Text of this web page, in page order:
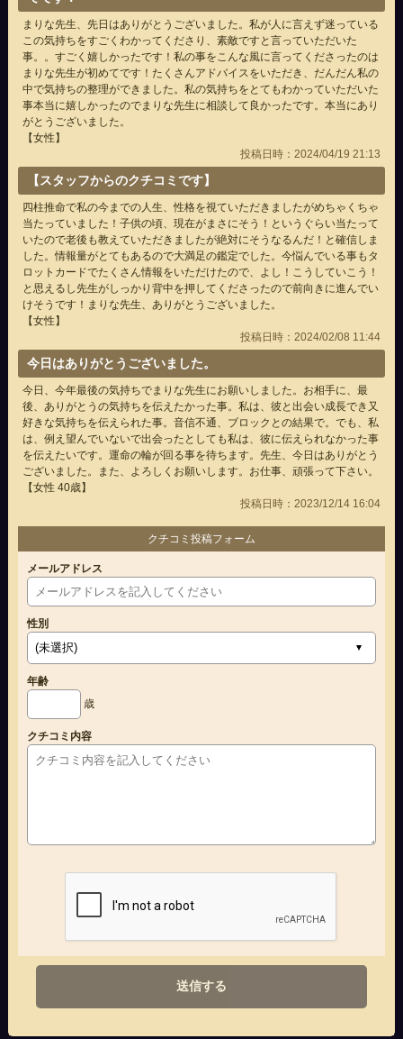
まりな先生、先日はありがとうございました。私が人に言えず迷っている
この気持ちをすごくわかってくださり、素敵ですと言っていただいた
事。。すごく嬉しかったです！私の事をこんな風に言ってくださったのは
まりな先生が初めてです！たくさんアドバイスをいただき、だんだん私の
中で気持ちの整理ができました。私の気持ちをとてもわかっていただいた
事本当に嬉しかったのでまりな先生に相談して良かったです。本当にあり
がとうございました。
【女性】
投稿日時：2024/04/19 21:13
【スタッフからのクチコミです】
四柱推命で私の今までの人生、性格を視ていただきましたがめちゃくちゃ
当たっていました！子供の頃、現在がまさにそう！というぐらい当たって
いたので老後も教えていただきましたが絶対にそうなるんだ！と確信しま
した。情報量がとてもあるので大満足の鑑定でした。今悩んでいる事もタ
ロットカードでたくさん情報をいただけたので、よし！こうしていこう！
と思えるし先生がしっかり背中を押してくださったので前向きに進んでい
けそうです！まりな先生、ありがとうございました。
【女性】
投稿日時：2024/02/08 11:44
今日はありがとうございました。
今日、今年最後の気持ちでまりな先生にお願いしました。お相手に、最
後、ありがとうの気持ちを伝えたかった事。私は、彼と出会い成長でき又
好きな気持ちを伝えられた事。音信不通、ブロックとの結果で。でも、私
は、例え望んでいないで出会ったとしても私は、彼に伝えられなかった事
を伝えたいです。運命の輪が回る事を待ちます。先生、今日はありがとう
ございました。また、よろしくお願いします。お仕事、頑張って下さい。
【女性 40歳】
投稿日時：2023/12/14 16:04
クチコミ投稿フォーム
メールアドレス
性別
年齢
歳
クチコミ内容
送信する